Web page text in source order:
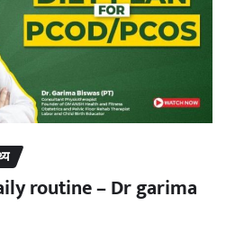
routine – Dr garima